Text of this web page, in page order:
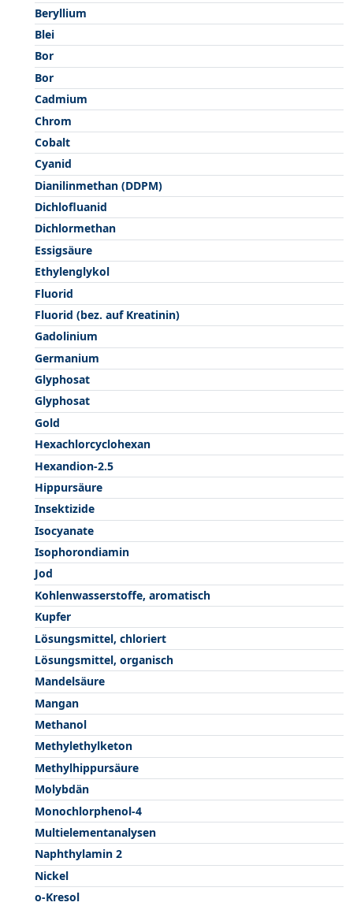
Beryllium
Blei
Bor
Bor
Cadmium
Chrom
Cobalt
Cyanid
Dianilinmethan (DDPM)
Dichlofluanid
Dichlormethan
Essigsäure
Ethylenglykol
Fluorid
Fluorid (bez. auf Kreatinin)
Gadolinium
Germanium
Glyphosat
Glyphosat
Gold
Hexachlorcyclohexan
Hexandion-2.5
Hippursäure
Insektizide
Isocyanate
Isophorondiamin
Jod
Kohlenwasserstoffe, aromatisch
Kupfer
Lösungsmittel, chloriert
Lösungsmittel, organisch
Mandelsäure
Mangan
Methanol
Methylethylketon
Methylhippursäure
Molybdän
Monochlorphenol-4
Multielementanalysen
Naphthylamin 2
Nickel
o-Kresol